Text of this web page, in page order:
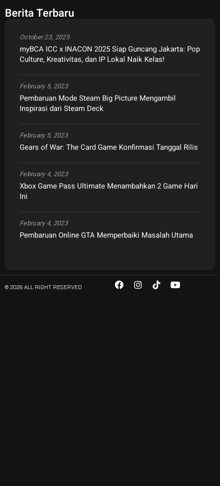
Berita Terbaru
myBCA ICC x INACON 2025 Siap Guncang Jakarta: Pop
Culture, Kreativitas, dan IP Lokal Naik Kelas!
October 23, 2025
Pembaruan Mode Steam Big Picture Mengambil
Inspirasi dari Steam Deck
February 5, 2023
Gears of War: The Card Game Konfirmasi Tanggal Rilis
February 5, 2023
Xbox Game Pass Ultimate Menambahkan 2 Game Hari
Ini
February 4, 2023
Pembaruan Online GTA Memperbaiki Masalah Utama
February 4, 2023
© 2026 ALL RIGHT RESERVED